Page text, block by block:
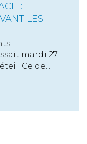
: LE
LES
mardi 27
Ce de...